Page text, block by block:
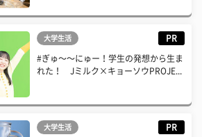
大学生活 PR
#ぎゅ〜〜にゅー！学生の発想から生ま
れた！ Jミルク×キョーソウPROJE...
大学生活 PR